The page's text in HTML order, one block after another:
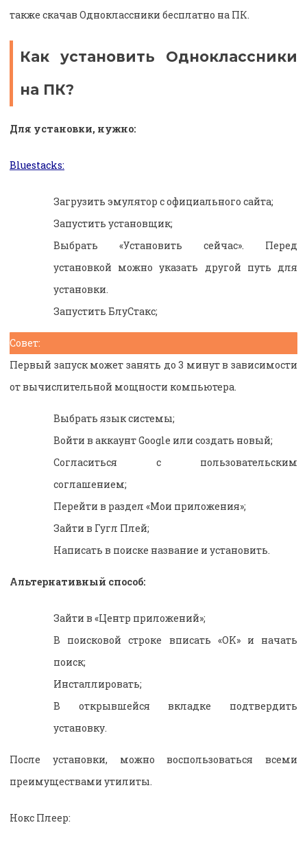
также скачав Одноклассники бесплатно на ПК.
Как установить Одноклассники
на ПК?
Для установки, нужно:
Bluestacks:
Загрузить эмулятор с официального сайта;
Запустить установщик;
Выбрать «Установить сейчас». Перед
установкой можно указать другой путь для
установки.
Запустить БлуСтакс;
Совет:
Первый запуск может занять до 3 минут в зависимости
от вычислительной мощности компьютера.
Выбрать язык системы;
Войти в аккаунт Google или создать новый;
Согласиться с пользовательским
соглашением;
Перейти в раздел «Мои приложения»;
Зайти в Гугл Плей;
Написать в поиске название и установить.
Альтернативный способ:
Зайти в «Центр приложений»;
В поисковой строке вписать «OK» и начать
поиск;
Инсталлировать;
В открывшейся вкладке подтвердить
установку.
После установки, можно воспользоваться всеми
преимуществами утилиты.
Нокс Плеер: